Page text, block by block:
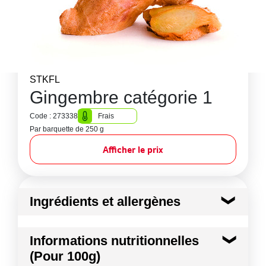
STKFL
Gingembre catégorie 1
Code : 273338
Frais
Par barquette de 250 g
Afficher le prix
Ingrédients et allergènes
Gingembre
Conformément aux informations transmises
Informations nutritionnelles
(Pour 100g)